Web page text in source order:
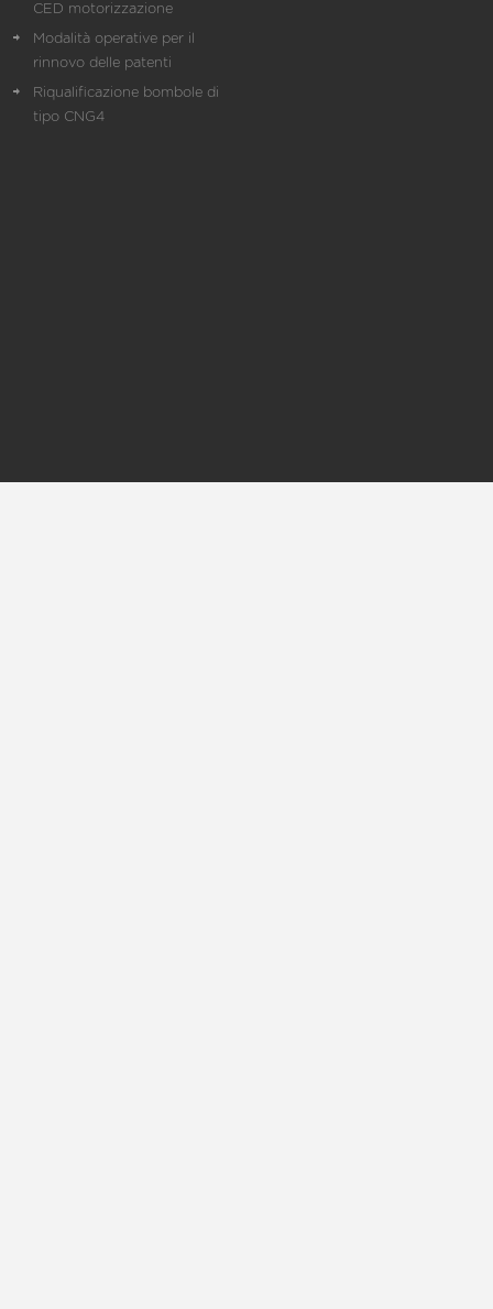
CED motorizzazione
Modalità operative per il
rinnovo delle patenti
Riqualificazione bombole di
tipo CNG4